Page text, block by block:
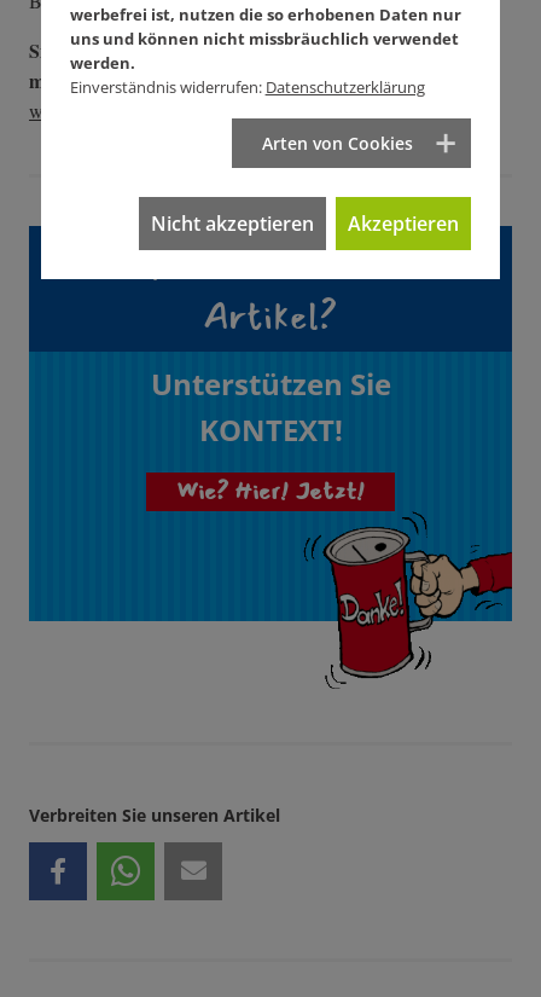
Sie wollen dauerhaft spenden? Dann unterstützen Sie uns
mit dem Soli:
www.kontextwochenzeitung.de/soli
Gefällt Ihnen dieser
Artikel?
Unterstützen Sie
KONTEXT!
Wie? Hier! Jetzt!
Verbreiten Sie unseren Artikel
werbefrei ist, nutzen die so erhobenen Daten nur
uns und können nicht missbräuchlich verwendet
werden.
Einverständnis widerrufen: Datenschutzerklärung
Arten von Cookies
Nicht akzeptieren Akzeptieren